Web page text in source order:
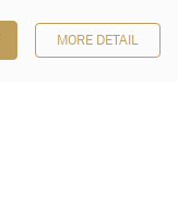
MORE DETAIL